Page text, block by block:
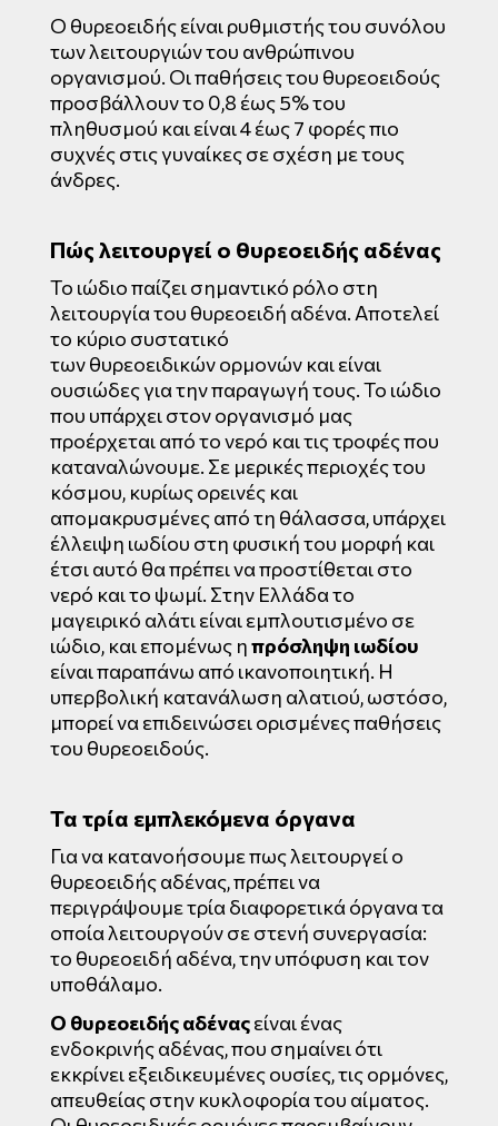
Ο θυρεοειδής είναι ρυθμιστής του συνόλου
των λειτουργιών του ανθρώπινου
οργανισμού. Οι παθήσεις του θυρεοειδούς
προσβάλλουν το 0,8 έως 5% του
πληθυσμού και είναι 4 έως 7 φορές πιο
συχνές στις γυναίκες σε σχέση με τους
άνδρες.
Πώς λειτουργεί ο θυρεοειδής αδένας
Το ιώδιο παίζει σημαντικό ρόλο στη
λειτουργία του θυρεοειδή αδένα. Αποτελεί
το κύριο συστατικό
των θυρεοειδικών ορμονών και είναι
ουσιώδες για την παραγωγή τους. Το ιώδιο
που υπάρχει στον οργανισμό μας
προέρχεται από το νερό και τις τροφές που
καταναλώνουμε. Σε μερικές περιοχές του
κόσμου, κυρίως ορεινές και
απομακρυσμένες από τη θάλασσα, υπάρχει
έλλειψη ιωδίου στη φυσική του μορφή και
έτσι αυτό θα πρέπει να προστίθεται στο
νερό και το ψωμί. Στην Ελλάδα το
μαγειρικό αλάτι είναι εμπλουτισμένο σε
ιώδιο, και επομένως ηπρόσληψη ιωδίου
είναι παραπάνω από ικανοποιητική. Η
υπερβολική κατανάλωση αλατιού, ωστόσο,
μπορεί να επιδεινώσει ορισμένες παθήσεις
του θυρεοειδούς.
Τα τρία εμπλεκόμενα όργανα
Για να κατανοήσουμε πως λειτουργεί ο
θυρεοειδής αδένας, πρέπει να
περιγράψουμε τρία διαφορετικά όργανα τα
οποία λειτουργούν σε στενή συνεργασία:
το θυρεοειδή αδένα, την υπόφυση και τον
υποθάλαμο.
Ο θυρεοειδήςαδέναςείναι ένας
ενδοκρινής αδένας, που σημαίνει ότι
εκκρίνει εξειδικευμένες ουσίες, τις ορμόνες,
απευθείας στην κυκλοφορία του αίματος.